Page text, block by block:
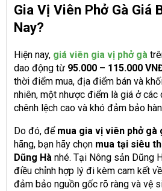
Gia Vị Viên Phở Gà Giá
Nay?
Hiện nay, giá viên gia vị phở gà
dao động từ 95.000 – 115.000
thời điểm mua, địa điểm bán và
nhiên, một nhược điểm là giá ở các
chênh lệch cao và khó đảm bảo
Do đó, để mua gia vị viên phở gà
hãng, bạn hãy chọn mua tại siêu
Dũng Hà nhé. Tại Nông sản Dũng
điều chỉnh hợp lý đi kèm cam kết
đảm bảo nguồn gốc rõ ràng và vệ